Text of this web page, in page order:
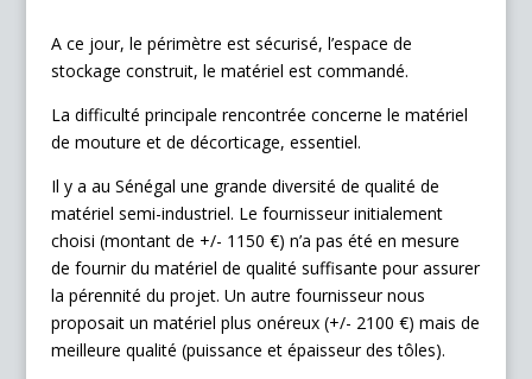
A ce jour, le périmètre est sécurisé, l’espace de
stockage construit, le matériel est commandé.
La difficulté principale rencontrée concerne le matériel
de mouture et de décorticage, essentiel.
Il y a au Sénégal une grande diversité de qualité de
matériel semi-industriel. Le fournisseur initialement
choisi (montant de +/- 1150 €) n’a pas été en mesure
de fournir du matériel de qualité suffisante pour assurer
la pérennité du projet. Un autre fournisseur nous
proposait un matériel plus onéreux (+/- 2100 €) mais de
meilleure qualité (puissance et épaisseur des tôles).